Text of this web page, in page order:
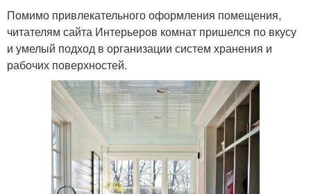
Помимо привлекательного оформления помещения,
читателям сайта Интерьеров комнат пришелся по вкусу
и умелый подход в организации систем хранения и
рабочих поверхностей.